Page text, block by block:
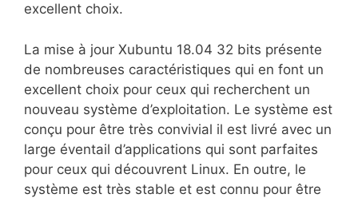
excellent choix.
La mise à jour Xubuntu 18.04 32 bits présente
de nombreuses caractéristiques qui en font un
excellent choix pour ceux qui recherchent un
nouveau système d’exploitation. Le système est
conçu pour être très convivial il est livré avec un
large éventail d’applications qui sont parfaites
pour ceux qui découvrent Linux. En outre, le
système est très stable et est connu pour être